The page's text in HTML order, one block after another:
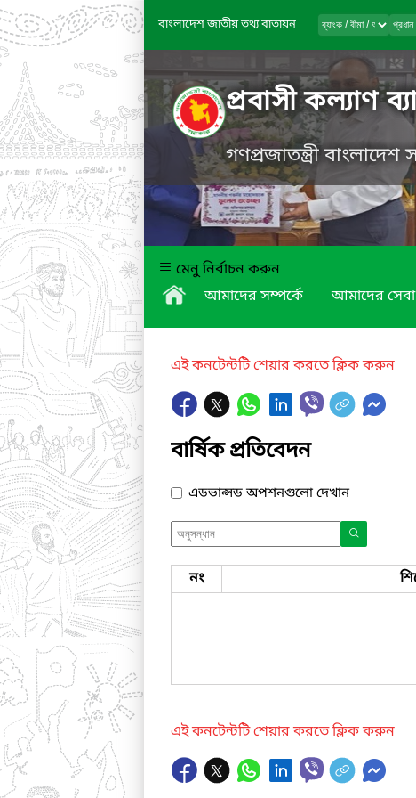
বাংলাদেশ জাতীয় তথ্য বাতায়ন
প্রবাসী কল্যাণ
গণপ্রজাতন্ত্রী বাংলাদেশ
মেনু নির্বাচন করুন
আমাদের সম্পর্কে
আমাদের সেবা
এই কনটেন্টটি শেয়ার করতে ক্লিক করুন
বার্ষিক প্রতিবেদন
এডভান্সড অপশনগুলো দেখান
নং
এই কনটেন্টটি শেয়ার করতে ক্লিক করুন